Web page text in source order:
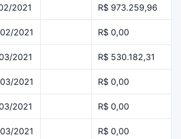
2021 R$ 973.259,96
2021 R$ 0,00
2021 R$ 530.182,31
2021 R$ 0,00
2021 R$ 0,00
2021 R$ 0,00